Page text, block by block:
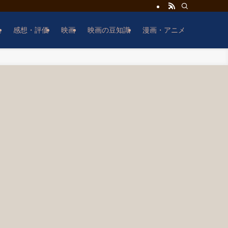
感想・評価 映画 映画の豆知識 漫画・アニメ